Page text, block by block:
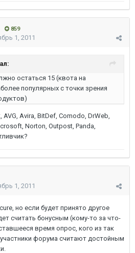
859
1, 2011
остаться 15 (квота на
популярных с точки зрения
AVG, Avira, BitDef, Comodo, DrWeb,
Norton, Outpost, Panda,
1, 2011
но если будет принято другое
считать бонусным (кому-то за что-
время опрос, кого из так
форума считают достойным